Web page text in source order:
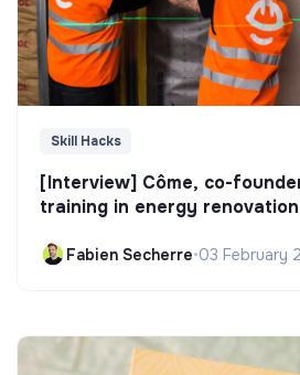
Skill Hacks
[Interview] Côme, co-
training in energy renovation
Fabien Secherre•03 February